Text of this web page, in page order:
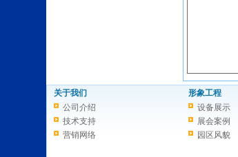
关于我们
公司介绍
技术支持
营销网络
形象工程
设备展示
展会案例
园区风貌